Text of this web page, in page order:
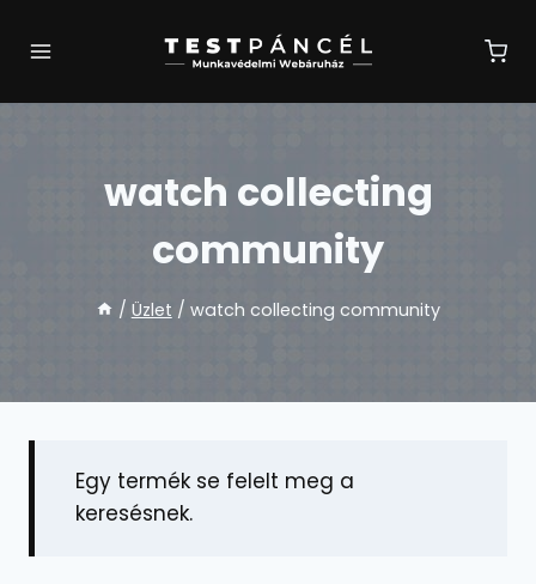
watch collecting
community
/ Üzlet / watch collecting community
Egy termék se felelt meg a
keresésnek.